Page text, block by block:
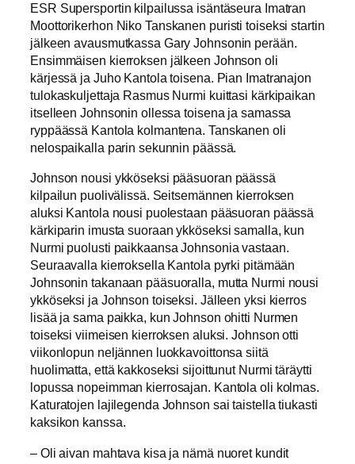
ESR Supersportin kilpailussa isäntäseura Imatran
Moottorikerhon Niko Tanskanen puristi toiseksi startin
jälkeen avausmutkassa Gary Johnsonin perään.
Ensimmäisen kierroksen jälkeen Johnson oli
kärjessä ja Juho Kantola toisena. Pian Imatranajon
tulokaskuljettaja Rasmus Nurmi kuittasi kärkipaikan
itselleen Johnsonin ollessa toisena ja samassa
ryppäässä Kantola kolmantena. Tanskanen oli
nelospaikalla parin sekunnin päässä.
Johnson nousi ykköseksi pääsuoran päässä
kilpailun puolivälissä. Seitsemännen kierroksen
aluksi Kantola nousi puolestaan pääsuoran päässä
kärkiparin imusta suoraan ykköseksi samalla, kun
Nurmi puolusti paikkaansa Johnsonia vastaan.
Seuraavalla kierroksella Kantola pyrki pitämään
Johnsonin takanaan pääsuoralla, mutta Nurmi nousi
ykköseksi ja Johnson toiseksi. Jälleen yksi kierros
lisää ja sama paikka, kun Johnson ohitti Nurmen
toiseksi viimeisen kierroksen aluksi. Johnson otti
viikonlopun neljännen luokkavoittonsa siitä
huolimatta, että kakkoseksi sijoittunut Nurmi täräytti
lopussa nopeimman kierrosajan. Kantola oli kolmas.
Katuratojen lajilegenda Johnson sai taistella tiukasti
kaksikon kanssa.
– Oli aivan mahtava kisa ja nämä nuoret kundit